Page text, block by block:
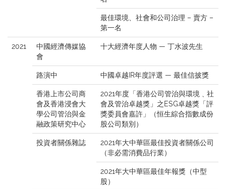
最佳環境、社會和公司治理 – 賣方 –
第一名
2021
中國經濟傳媒協
會
十大經濟年度人物 — 丁水波先生
路演中 中國卓越IR年度評選 — 最佳信披獎
香港上市公司商
會及香港浸會大
學公司管治與金
融政策研究中心
2021年度「香港公司管治與環境﹑社
會及管治卓越獎」之ESG卓越獎「評
獎委員會嘉許」（恒生綜合指數成份
股公司類別）
投資者關係雜誌
2021年大中華區最佳投資者關係公司
（非必需消費品行業）
2021年大中華區最佳年報獎（中型
股）